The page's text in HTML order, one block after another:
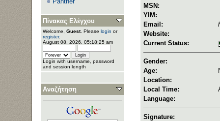
Πίνακας Ελέγχου
Welcome, Guest. Please login or
register.
August 08, 2026, 05:18:25 am
Login with username, password
and session length
Αναζήτηση
MSN:
YIM:
Email:
Website:
Current Status:
Gender:
Age:
Location:
Local Time:
Language:
Signature: